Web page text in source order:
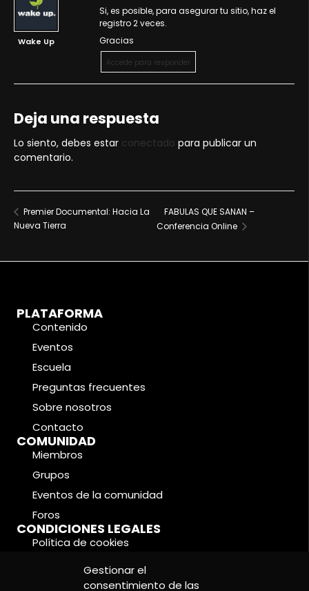
Gestionar el
consentimiento de las
Wake Up
Si, es posible, para asegurar tu sitio, haz el
registro 2 veces.
Gracias
Accede para responder
Deja una respuesta
Lo siento, debes estar conectado para publicar un
comentario.
Premier Documental: Hacia La
Nueva Tierra
FABULAS QUE SANAN –
Conferencia Online
PLATAFORMA
Contenido
Eventos
Escuela
Preguntas frecuentes
Sobre nosotros
Contacto
COMUNIDAD
Miembros
Grupos
Eventos de la comunidad
Foros
CONDICIONES LEGALES
Política de cookies
Aviso legal